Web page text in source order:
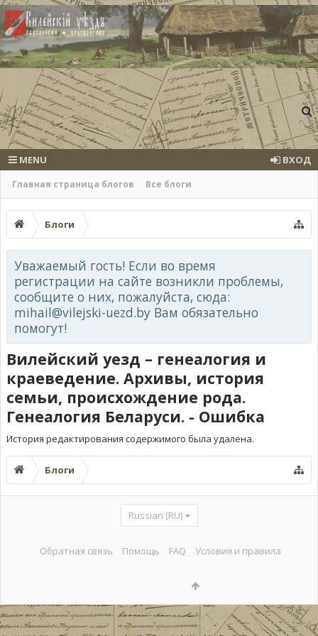
Главная страница блогов Все блоги
MENU ВХОД
Блоги
Уважаемый гость! Если во время
регистрации на сайте возникли проблемы,
сообщите о них, пожалуйста, сюда:
mihail@vilejski-uezd.by Вам обязательно
помогут!
Вилейский уезд – генеалогия и
краеведение. Архивы, история
семьи, происхождение рода.
Генеалогия Беларуси. - Ошибка
История редактирования содержимого была удалена.
Блоги
Russian (RU)
Обратная связь Помощь FAQ Условия и правила